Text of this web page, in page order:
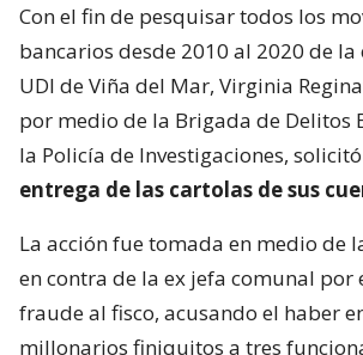
Con el fin de pesquisar todos los
bancarios desde 2010 al 2020 de la
UDI de Viña del Mar, Virginia
por medio de la Brigada de Delitos
la Policía de Investigaciones, solicitó
entrega de las cartolas de sus
La acción fue tomada en medio de
en contra de la ex jefa comunal por
fraude al fisco, acusando el haber
millonarios finiquitos a tres